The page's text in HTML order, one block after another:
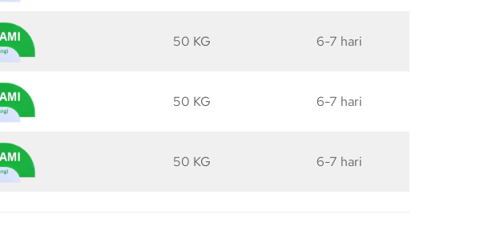
50 KG 6-7 hari
50 KG 6-7 hari
50 KG 6-7 hari